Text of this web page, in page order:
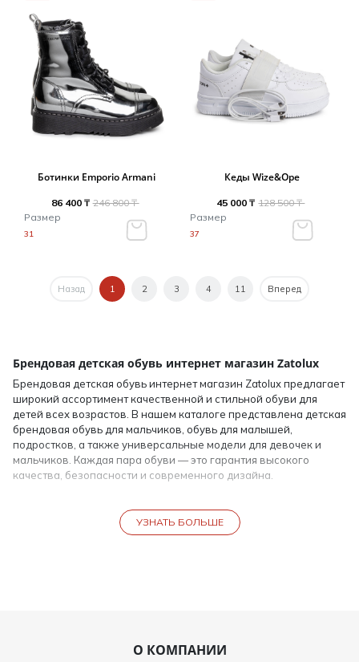
Ботинки Emporio Armani
86 400 ₸ 246 800 ₸
Размер
31
Кеды Wize&Ope
45 000 ₸ 128 500 ₸
Размер
37
Назад 1 2 3 4 11 Вперед
Брендовая детская обувь интернет магазин Zatolux
Брендовая детская обувь интернет магазин Zatolux предлагает
широкий ассортимент качественной и стильной обуви для
детей всех возрастов. В нашем каталоге представлена детская
брендовая обувь для мальчиков, обувь для малышей,
подростков, а также универсальные модели для девочек и
мальчиков. Каждая пара обуви — это гарантия высокого
качества, безопасности и современного дизайна.
Покупка брендовой обуви для детей в интернет-магазине
Zatolux — это возможность приобрести фирменные модели
известных брендов по выгодной цене, с доставкой по
возрастов и целей использования:
УЗНАТЬ БОЛЬШЕ
О КОМПАНИИ